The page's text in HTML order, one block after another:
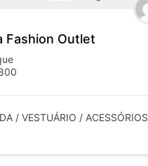
Iguatemi Alphaville
/ VESTUÁRIO / ACESSÓRIOS